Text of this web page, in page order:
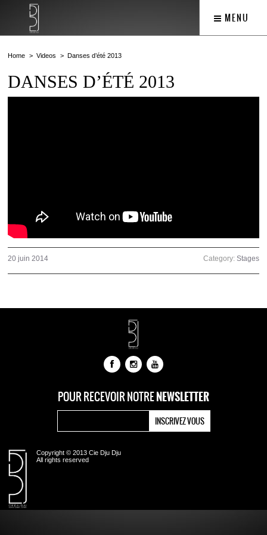
MENU
Home Videos Danses d’été 2013
DANSES D’ÉTÉ 2013
20 juin 2014 Category: Stages
POUR RECEVOIR NOTRENEWSLETTER
Copyright © 2013 Cie Dju Dju
All rights reserved